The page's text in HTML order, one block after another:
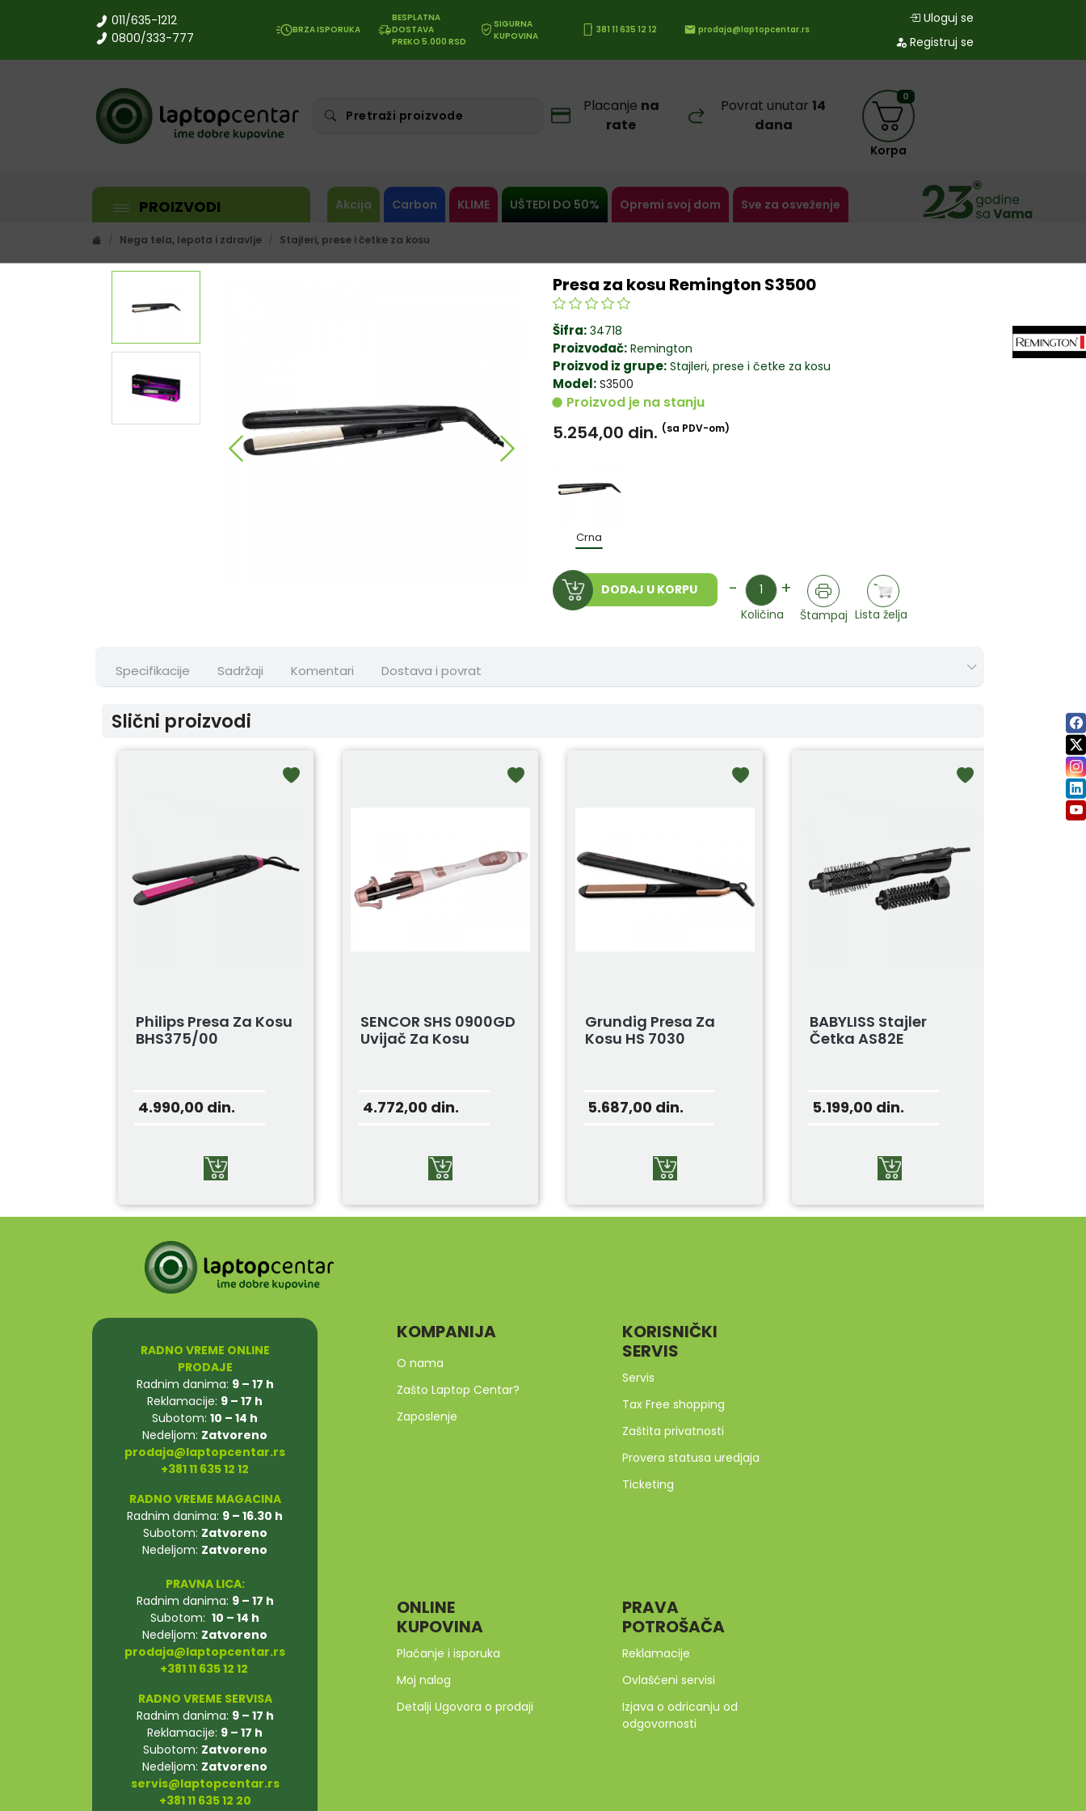
011/635-1212
0800/333-777
BRZA ISPORUKA
BESPLATNA
DOSTAVA
PREKO 5.000 RSD
SIGURNA
KUPOVINA
381 11 635 12 12 prodaja@laptopcentar.rs
Uloguj se
Registruj se
Placanje na
rate
Povrat unutar14
dana
0
Korpa
PROIZVODI Akcija Carbon KLIME UŠTEDI DO 50% Opremi svoj dom Sve za osveženje
Nega tela, lepota i zdravlje Stajleri, prese i četke za kosu
Presa za kosu Remington S3500
Šifra: 34718
Proizvođač: Remington
Proizvod iz grupe: Stajleri, prese i četke za kosu
Model: S3500
Proizvod je na stanju
5.254,00 din. (sa PDV-om)
Crna
DODAJ U KORPU - Količina +
Količina Štampaj Lista želja
Specifikacije Sadržaji Komentari Dostava i povrat
Slični proizvodi
Philips Presa Za Kosu
BHS375/00
4.990,00 din.
SENCOR SHS 0900GD
Uvijač Za Kosu
4.772,00 din.
Grundig Presa Za
Kosu HS 7030
5.687,00 din.
BABYLISS Stajler
Četka AS82E
5.199,00 din.
RADNO VREME ONLINE
PRODAJE
Radnim danima: 9 – 17 h
Reklamacije: 9 – 17 h
Subotom: 10 – 14 h
Nedeljom: Zatvoreno
prodaja@laptopcentar.rs
+381 11 635 12 12
RADNO VREME MAGACINA
Radnim danima: 9 – 16.30 h
Subotom: Zatvoreno
Nedeljom: Zatvoreno
PRAVNA LICA:
Radnim danima: 9 – 17 h
Subotom: 10 – 14 h
Nedeljom: Zatvoreno
prodaja@laptopcentar.rs
+381 11 635 12 12
RADNO VREME SERVISA
Radnim danima: 9 – 17 h
Reklamacije: 9 – 17 h
Subotom: Zatvoreno
Nedeljom: Zatvoreno
servis@laptopcentar.rs
+381 11 635 12 20
KOMPANIJA
O nama
Zašto Laptop Centar?
Zaposlenje
KORISNIČKI
SERVIS
Servis
Tax Free shopping
Zaštita privatnosti
Provera statusa uredjaja
Ticketing
ONLINE
KUPOVINA
Plaćanje i isporuka
Moj nalog
Detalji Ugovora o prodaji
PRAVA
POTROŠAČA
Reklamacije
Ovlašćeni servisi
Izjava o odricanju od
odgovornosti